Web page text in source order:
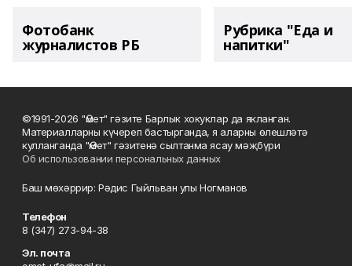
Фотобанк
журналистов РБ
Рубрика "Еда и
напитки"
©1991-2026 "Өмет" гәзите Барлык хокуклар да якланган.
Материалларны күчереп бастырганда, я аларны өлешләтә
кулланганда "Өмет" гәзитенә сылтанма ясау мәҗбүри
Об использовании персональных данных
Баш мөхәррир: Рәдис Гыйльван улы Ногманов
Телефон
8 (347) 273-94-38
Эл. почта